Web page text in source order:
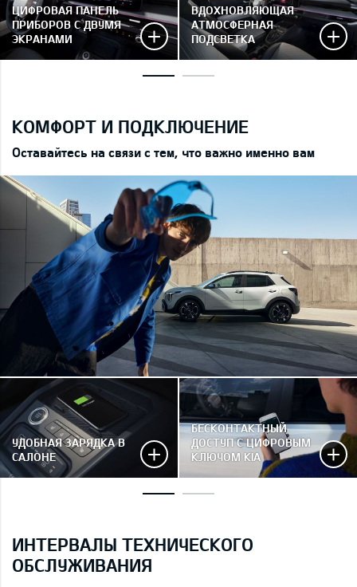
ЦИФРОВАЯ ПАНЕЛЬ
ПРИБОРОВ С ДВУМЯ
ЭКРАНАМИ
ВДОХНОВЛЯЮЩАЯ
АТМОСФЕРНАЯ
ПОДСВЕТКА
КОМФОРТ И ПОДКЛЮЧЕНИЕ
Оставайтесь на связи с тем, что важно именно вам
УДОБНАЯ ЗАРЯДКА В
САЛОНЕ
БЕСКОНТАКТНЫЙ
ДОСТУП С ЦИФРОВЫМ
КЛЮЧОМ KIA
ИНТЕРВАЛЫ ТЕХНИЧЕСКОГО
ОБСЛУЖИВАНИЯ